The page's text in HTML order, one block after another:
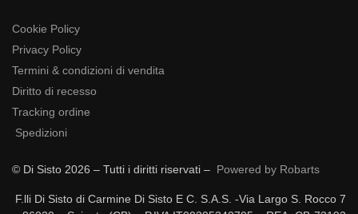
Cookie Policy
Privacy Policy
Termini & condizioni di vendita
Diritto di recesso
Tracking ordine
Spedizioni
© Di Sisto 2026 – Tutti i diritti riservati – Powered by Robarts
F.lli Di Sisto di Carmine Di Sisto E C. S.A.S. -Via Largo S. Rocco 7